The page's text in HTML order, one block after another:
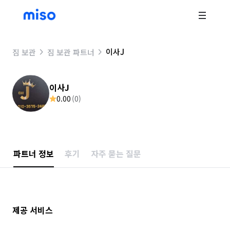
짐 보관 짐 보관 파트너 이사J
이사J
0.00 (0)
파트너 정보 후기 자주 묻는 질문
제공 서비스